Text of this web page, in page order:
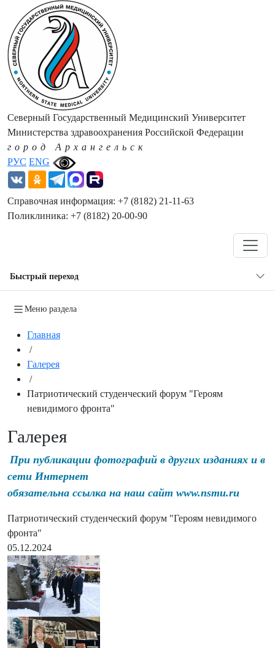
РУС ENG
Северный Государственный Медицинский Университет
Министерства здравоохранения Российской Федерации
город Архангельск
Справочная информация: +7 (8182) 21-11-63
Поликлиника: +7 (8182) 20-00-90
Быстрый переход
Меню раздела
Главная
/
Галерея
/
Патриотический студенческий форум "Героям
невидимого фронта"
Галерея
При публикации фотографий в других изданиях и в
сети Интернет
обязательна ссылка на наш сайт www.nsmu.ru
Патриотический студенческий форум "Героям невидимого
фронта"
05.12.2024